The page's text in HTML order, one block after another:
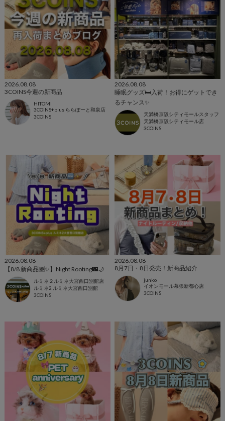
2026.08.08
3COINS今週の新商品
HITOMI
3COINS+plus ららぽーと和泉店
3COINS
2026.08.08
睡眠グッズ🛏️入荷！お得にゲットでき
るチャンス✨
天満橋京阪シティモールスタッフ
天満橋京阪シティモール店
3COINS
2026.08.08
【8/8 新商品🆕✨️】Night Rooting🌃🌙
ルミネ２ルミネ大宮西口別館店
ルミネ2 ルミネ大宮西口別館
3COINS
2026.08.08
8月7日・8日発売！新商品紹介
junko
イオンモール幕張新都心店
3COINS